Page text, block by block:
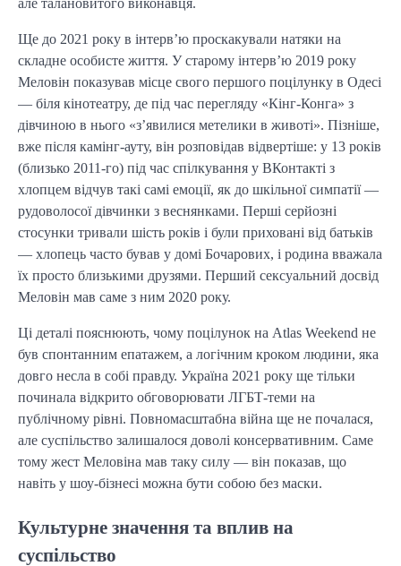
але талановитого виконавця.
Ще до 2021 року в інтерв’ю проскакували натяки на
складне особисте життя. У старому інтерв’ю 2019 року
Меловін показував місце свого першого поцілунку в Одесі
— біля кінотеатру, де під час перегляду «Кінг-Конга» з
дівчиною в нього «з’явилися метелики в животі». Пізніше,
вже після камінг-ауту, він розповідав відвертіше: у 13 років
(близько 2011-го) під час спілкування у ВКонтакті з
хлопцем відчув такі самі емоції, як до шкільної симпатії —
рудоволосої дівчинки з веснянками. Перші серйозні
стосунки тривали шість років і були приховані від батьків
— хлопець часто бував у домі Бочарових, і родина вважала
їх просто близькими друзями. Перший сексуальний досвід
Меловін мав саме з ним 2020 року.
Ці деталі пояснюють, чому поцілунок на Atlas Weekend не
був спонтанним епатажем, а логічним кроком людини, яка
довго несла в собі правду. Україна 2021 року ще тільки
починала відкрито обговорювати ЛГБТ-теми на
публічному рівні. Повномасштабна війна ще не почалася,
але суспільство залишалося доволі консервативним. Саме
тому жест Меловіна мав таку силу — він показав, що
навіть у шоу-бізнесі можна бути собою без маски.
Культурне значення та вплив на
суспільство